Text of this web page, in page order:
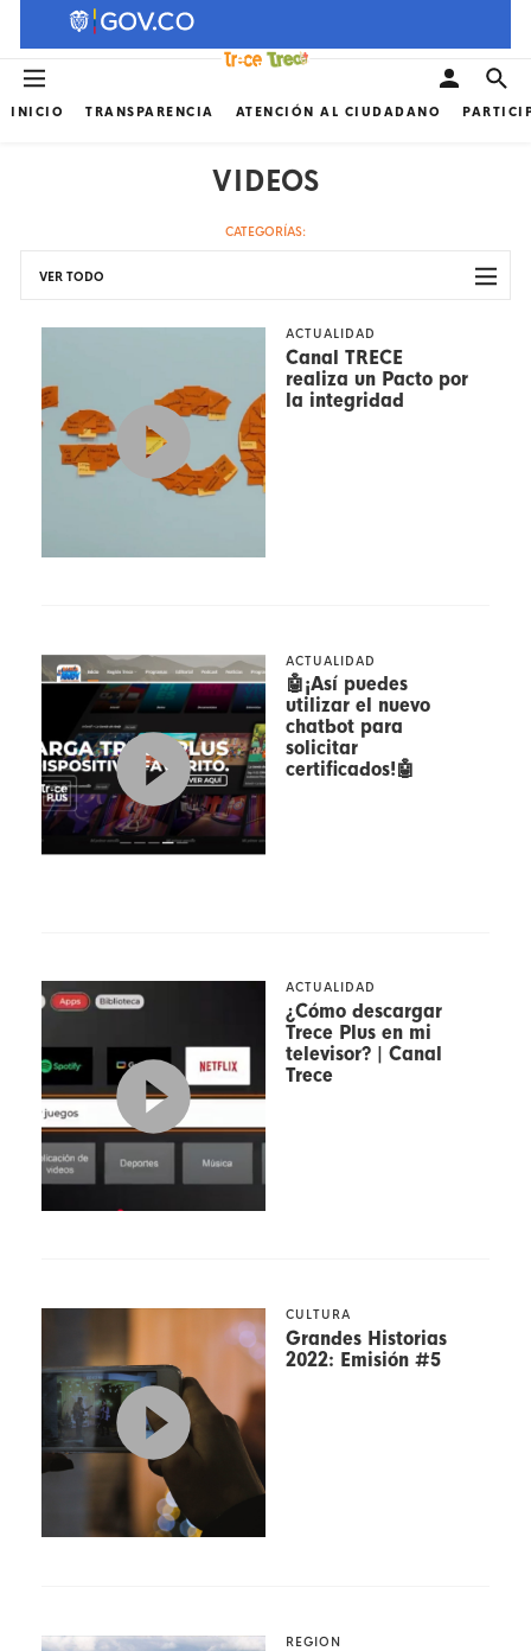
INICIO TRANSPARENCIA ATENCIÓN AL CIUDADANO
VIDEOS
CATEGORÍAS:
VER TODO
ACTUALIDAD
Canal TRECE
realiza un Pacto por
la integridad
ACTUALIDAD
🤖¡Así puedes
utilizar el nuevo
chatbot para
solicitar
certificados!🤖
ACTUALIDAD
¿Cómo descargar
Trece Plus en mi
televisor? | Canal
Trece
CULTURA
Grandes Historias
2022: Emisión #5
REGION